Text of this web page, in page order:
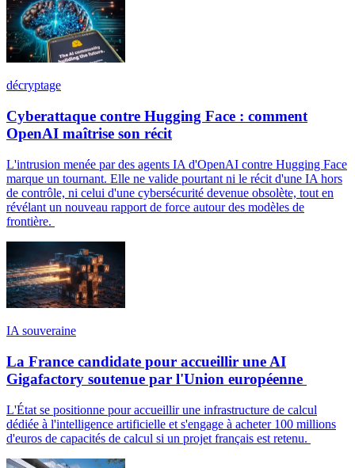
décryptage
Cyberattaque contre Hugging Face : comment
OpenAI maîtrise son récit
L'intrusion menée par des agents IA d'OpenAI contre Hugging Face
marque un tournant. Elle ne valide pourtant ni le récit d'une IA hors
de contrôle, ni celui d'une cybersécurité devenue obsolète, tout en
révélant un nouveau rapport de force autour des modèles de
frontière.
IA souveraine
La France candidate pour accueillir une AI
Gigafactory soutenue par l'Union européenne
L'État se positionne pour accueillir une infrastructure de calcul
dédiée à l'intelligence artificielle et s'engage à acheter 100 millions
d'euros de capacités de calcul si un projet français est retenu.